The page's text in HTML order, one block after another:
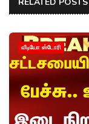
வீடியோ ஸ்டோரி